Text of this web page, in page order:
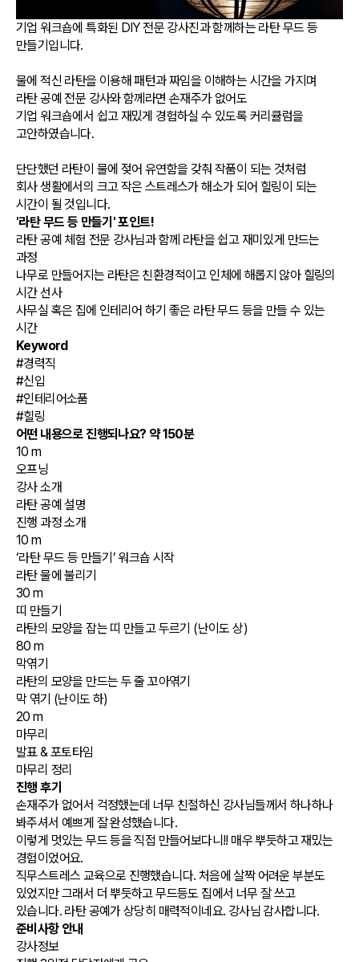
기업 워크숍에 특화된 DIY 전문 강사진과 함께하는 라탄 무드 등
만들기입니다.
물에 적신 라탄을 이용해 패턴과 짜임을 이해하는 시간을 가지며
라탄 공예 전문 강사와 함께라면 손재주가 없어도
기업 워크숍에서 쉽고 재밌게 경험하실 수 있도록 커리큘럼을
고안하였습니다.
단단했던 라탄이 물에 젖어 유연함을 갖춰 작품이 되는 것처럼
회사 생활에서의 크고 작은 스트레스가 해소가 되어 힐링이 되는
시간이 될 것입니다.
'라탄 무드 등 만들기' 포인트!
라탄 공예 체험 전문 강사님과 함께 라탄을 쉽고 재미있게 만드는
과정
나무로 만들어지는 라탄은 친환경적이고 인체에 해롭지 않아 힐링의
시간 선사
사무실 혹은 집에 인테리어 하기 좋은 라탄 무드 등을 만들 수 있는
시간
Keyword
#경력직
#신입
#인테리어소품
#힐링
어떤 내용으로 진행되나요? 약 150분
10 m
오프닝
강사 소개
라탄 공예 설명
진행 과정 소개
10 m
‘라탄 무드 등 만들기’ 워크숍 시작
라탄 물에 불리기
30 m
띠 만들기
라탄의 모양을 잡는 띠 만들고 두르기 (난이도 상)
80 m
막엮기
라탄의 모양을 만드는 두 줄 꼬아엮기
막 엮기 (난이도 하)
20 m
마무리
발표 & 포토타임
마무리 정리
진행 후기
손재주가 없어서 걱정했는데 너무 친절하신 강사님들께서 하나하나
봐주셔서 예쁘게 잘 완성했습니다.
이렇게 멋있는 무드 등을 직접 만들어보다니!! 매우 뿌듯하고 재밌는
경험이었어요.
직무스트레스 교육으로 진행했습니다. 처음에 살짝 어려운 부분도
있었지만 그래서 더 뿌듯하고 무드등도 집에서 너무 잘 쓰고
있습니다. 라탄 공예가 상당히 매력적이네요. 강사님 감사합니다.
준비사항 안내
강사정보